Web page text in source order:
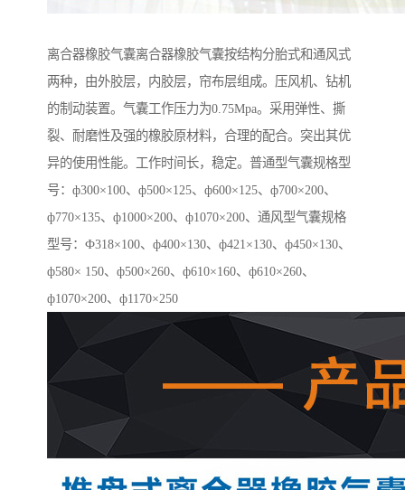
离合器橡胶气囊离合器橡胶气囊按结构分胎式和通风式
两种，由外胶层，内胶层，帘布层组成。压风机、钻机
的制动装置。气囊工作压力为0.75Mpa。采用弹性、撕
裂、耐磨性及强的橡胶原材料，合理的配合。突出其优
异的使用性能。工作时间长，稳定。普通型气囊规格型
号：ф300×100、ф500×125、ф600×125、ф700×200、
ф770×135、ф1000×200、ф1070×200、通风型气囊规格
型号：Ф318×100、ф400×130、ф421×130、ф450×130、
ф580× 150、ф500×260、ф610×160、ф610×260、
ф1070×200、ф1170×250